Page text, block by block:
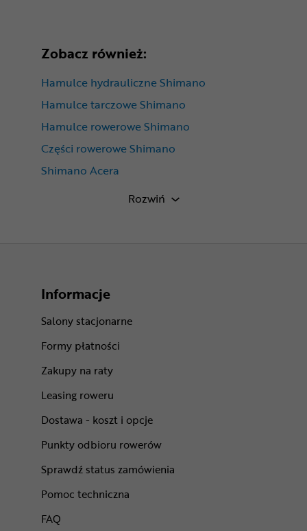
Zobacz również:
Hamulce hydrauliczne Shimano
Hamulce tarczowe Shimano
Hamulce rowerowe Shimano
Części rowerowe Shimano
Shimano Acera
Hamulce hydrauliczne przód
Rozwiń
Informacje
Salony stacjonarne
Formy płatności
Zakupy na raty
Leasing roweru
Dostawa - koszt i opcje
Punkty odbioru rowerów
Sprawdź status zamówienia
Pomoc techniczna
FAQ